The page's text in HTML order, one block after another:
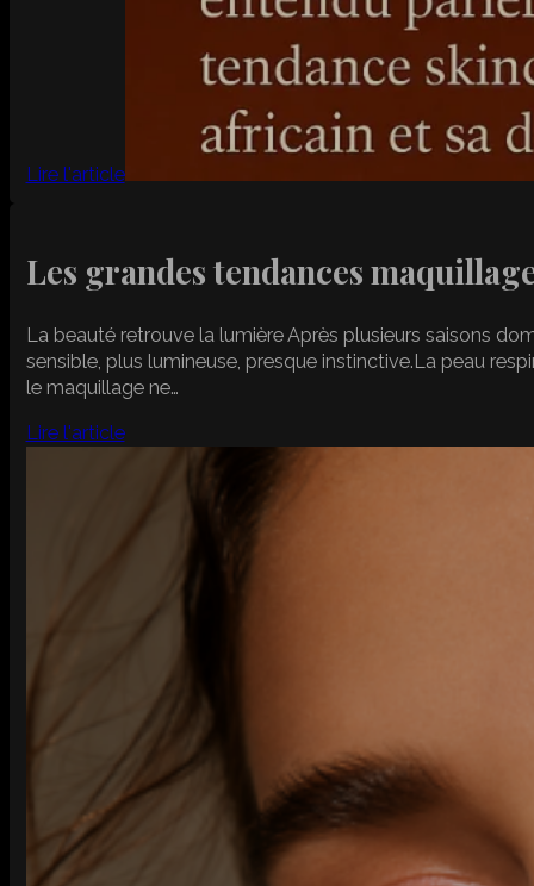
Lire l'article
Les grandes tendances
La beauté retrouve la lumière Après plusieurs saisons
sensible, plus lumineuse, presque instinctive.La peau
le maquillage ne…
Lire l'article